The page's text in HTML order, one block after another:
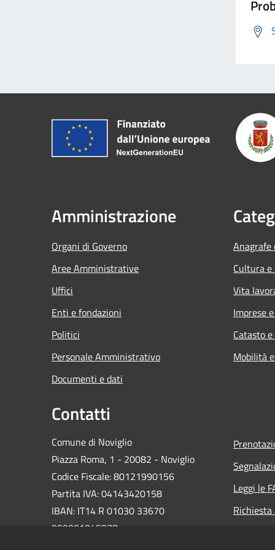
Amministrazione
Organi di Governo
Aree Amministrative
Uffici
Enti e fondazioni
Politici
Personale Amministrativo
Documenti e dati
Cultura
Vita
Imprese
Catasto
Mobilità
Contatti
Comune di Noviglio
Piazza Roma, 1 - 20082 - Noviglio
Codice Fiscale: 80121990156
Partita IVA: 04143420158
IBAN: IT14 R 01030 33670
000001045878
Leggi le